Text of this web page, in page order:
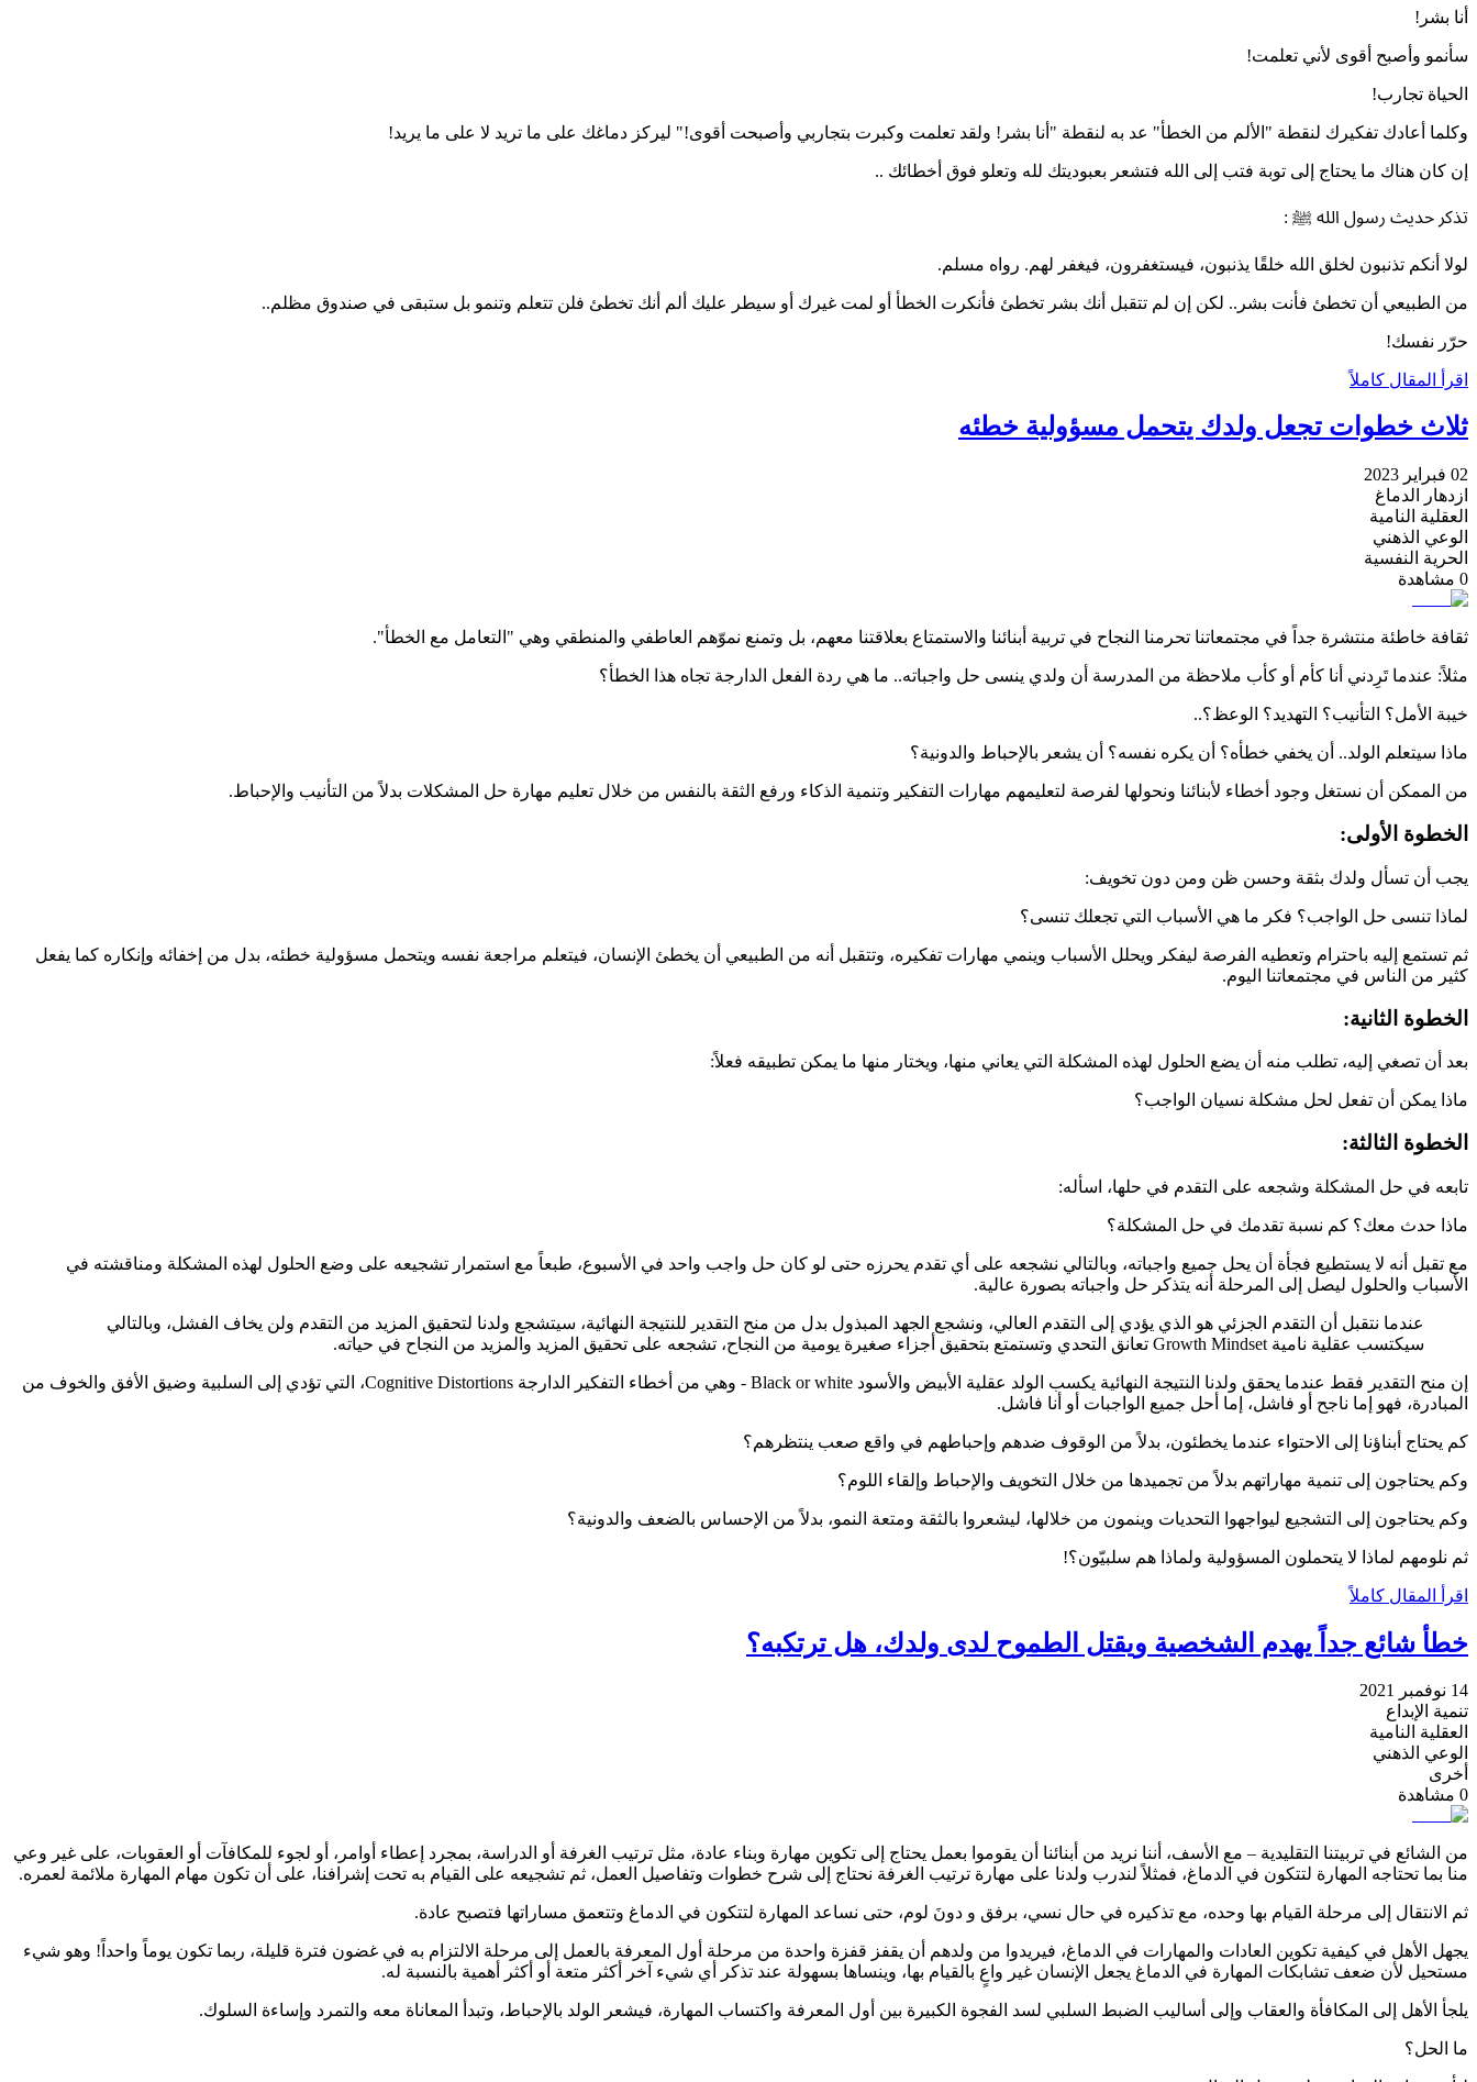
أنا بشر!
سأنمو وأصبح أقوى لأني تعلمت!
الحياة تجارب!
وكلما أعادك تفكيرك لنقطة "الألم من الخطأ" عد به لنقطة "أنا بشر! ولقد تعلمت وكبرت بتجاربي وأصبحت أقوى!" ليركز دماغك على ما تريد لا على ما يريد!
إن كان هناك ما يحتاج إلى توبة فتب إلى الله فتشعر بعبوديتك لله وتعلو فوق أخطائك ..
تذكر حديث رسول الله ﷺ :
لولا أنكم تذنبون لخلق الله خلقًا يذنبون، فيستغفرون، فيغفر لهم. رواه مسلم.
من الطبيعي أن تخطئ فأنت بشر.. لكن إن لم تتقبل أنك بشر تخطئ فأنكرت الخطأ أو لمت غيرك أو سيطر عليك ألم أنك تخطئ فلن تتعلم وتنمو بل ستبقى في صندوق مظلم..
حرّر نفسك!
اقرأ المقال كاملاً
ثلاث خطوات تجعل ولدك يتحمل مسؤولية خطئه
02 فبراير 2023
ازدهار الدماغ
العقلية النامية
الوعي الذهني
الحرية النفسية
0 مشاهدة
ثقافة خاطئة منتشرة جداً في مجتمعاتنا تحرمنا النجاح في تربية أبنائنا والاستمتاع بعلاقتنا معهم، بل وتمنع نموّهم العاطفي والمنطقي وهي "التعامل مع الخطأ".
مثلاً: عندما تَرِدني أنا كأم أو كأب ملاحظة من المدرسة أن ولدي ينسى حل واجباته.. ما هي ردة الفعل الدارجة تجاه هذا الخطأ؟
خيبة الأمل؟ التأنيب؟ التهديد؟ الوعظ؟..
ماذا سيتعلم الولد.. أن يخفي خطأه؟ أن يكره نفسه؟ أن يشعر بالإحباط والدونية؟
من الممكن أن نستغل وجود أخطاء لأبنائنا ونحولها لفرصة لتعليمهم مهارات التفكير وتنمية الذكاء ورفع الثقة بالنفس من خلال تعليم مهارة حل المشكلات بدلاً من التأنيب والإحباط.
الخطوة الأولى:
يجب أن تسأل ولدك بثقة وحسن ظن ومن دون تخويف:
لماذا تنسى حل الواجب؟ فكر ما هي الأسباب التي تجعلك تنسى؟
ثم تستمع إليه باحترام وتعطيه الفرصة ليفكر ويحلل الأسباب وينمي مهارات تفكيره، وتتقبل أنه من الطبيعي أن يخطئ الإنسان، فيتعلم مراجعة نفسه ويتحمل مسؤولية خطئه، بدل من إخفائه وإنكاره كما يفعل
كثير من الناس في مجتمعاتنا اليوم.
الخطوة الثانية:
بعد أن تصغي إليه، تطلب منه أن يضع الحلول لهذه المشكلة التي يعاني منها، ويختار منها ما يمكن تطبيقه فعلاً:
ماذا يمكن أن تفعل لحل مشكلة نسيان الواجب؟
الخطوة الثالثة:
تابعه في حل المشكلة وشجعه على التقدم في حلها، اسأله:
ماذا حدث معك؟ كم نسبة تقدمك في حل المشكلة؟
مع تقبل أنه لا يستطيع فجأة أن يحل جميع واجباته، وبالتالي نشجعه على أي تقدم يحرزه حتى لو كان حل واجب واحد في الأسبوع، طبعاً مع استمرار تشجيعه على وضع الحلول لهذه المشكلة ومناقشته في
الأسباب والحلول ليصل إلى المرحلة أنه يتذكر حل واجباته بصورة عالية.
عندما نتقبل أن التقدم الجزئي هو الذي يؤدي إلى التقدم العالي، ونشجع الجهد المبذول بدل من منح التقدير للنتيجة النهائية، سيتشجع ولدنا لتحقيق المزيد من التقدم ولن يخاف الفشل، وبالتالي
سيكتسب عقلية نامية Growth Mindset تعانق التحدي وتستمتع بتحقيق أجزاء صغيرة يومية من النجاح، تشجعه على تحقيق المزيد والمزيد من النجاح في حياته.
إن منح التقدير فقط عندما يحقق ولدنا النتيجة النهائية يكسب الولد عقلية الأبيض والأسود Black or white - وهي من أخطاء التفكير الدارجة Cognitive Distortions، التي تؤدي إلى السلبية وضيق الأفق والخوف من
المبادرة، فهو إما ناجح أو فاشل، إما أحل جميع الواجبات أو أنا فاشل.
كم يحتاج أبناؤنا إلى الاحتواء عندما يخطئون، بدلاً من الوقوف ضدهم وإحباطهم في واقع صعب ينتظرهم؟
وكم يحتاجون إلى تنمية مهاراتهم بدلاً من تجميدها من خلال التخويف والإحباط وإلقاء اللوم؟
وكم يحتاجون إلى التشجيع ليواجهوا التحديات وينمون من خلالها، ليشعروا بالثقة ومتعة النمو، بدلاً من الإحساس بالضعف والدونية؟
ثم نلومهم لماذا لا يتحملون المسؤولية ولماذا هم سلبيّون؟!
اقرأ المقال كاملاً
خطأ شائع جداً يهدم الشخصية ويقتل الطموح لدى ولدك، هل ترتكبه؟
14 نوفمبر 2021
تنمية الإبداع
العقلية النامية
الوعي الذهني
أخرى
0 مشاهدة
من الشائع في تربيتنا التقليدية – مع الأسف، أننا نريد من أبنائنا أن يقوموا بعمل يحتاج إلى تكوين مهارة وبناء عادة، مثل ترتيب الغرفة أو الدراسة، بمجرد إعطاء أوامر، أو لجوء للمكافآت أو العقوبات، على غير وعي
منا بما تحتاجه المهارة لتتكون في الدماغ، فمثلاً لندرب ولدنا على مهارة ترتيب الغرفة نحتاج إلى شرح خطوات وتفاصيل العمل، ثم تشجيعه على القيام به تحت إشرافنا، على أن تكون مهام المهارة ملائمة لعمره.
ثم الانتقال إلى مرحلة القيام بها وحده، مع تذكيره في حال نسي، برفق و دونَ لوم، حتى نساعد المهارة لتتكون في الدماغ وتتعمق مساراتها فتصبح عادة.
يجهل الأهل في كيفية تكوين العادات والمهارات في الدماغ، فيريدوا من ولدهم أن يقفز قفزة واحدة من مرحلة أول المعرفة بالعمل إلى مرحلة الالتزام به في غضون فترة قليلة، ربما تكون يوماً واحداً! وهو شيء
مستحيل لأن ضعف تشابكات المهارة في الدماغ يجعل الإنسان غير واعٍ بالقيام بها، وينساها بسهولة عند تذكر أي شيء آخر أكثر متعة أو أكثر أهمية بالنسبة له.
يلجأ الأهل إلى المكافأة والعقاب وإلى أساليب الضبط السلبي لسد الفجوة الكبيرة بين أول المعرفة واكتساب المهارة، فيشعر الولد بالإحباط، وتبدأ المعاناة معه والتمرد وإساءة السلوك.
ما الحل؟